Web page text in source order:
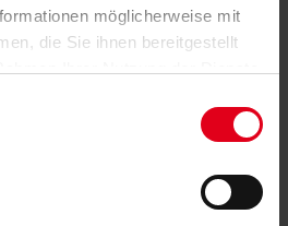
möglicherweise mit
die Sie ihnen bereitgestellt